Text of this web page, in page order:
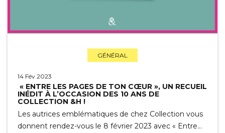
GÉNÉRAL
14 Fév 2023
« ENTRE LES PAGES DE TON CŒUR », UN RECUEIL
INÉDIT À L’OCCASION DES 10 ANS DE
COLLECTION &H !
Les autrices emblématiques de chez Collection vous
donnent rendez-vous le 8 février 2023 avec « Entre…